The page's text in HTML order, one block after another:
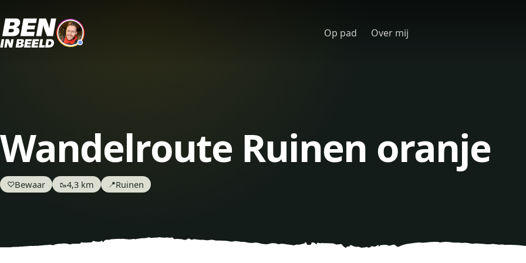
Op pad Over mij
Wandelroute Ruinen oranje
♡Bewaar 🥾4,3 km 📍Ruinen